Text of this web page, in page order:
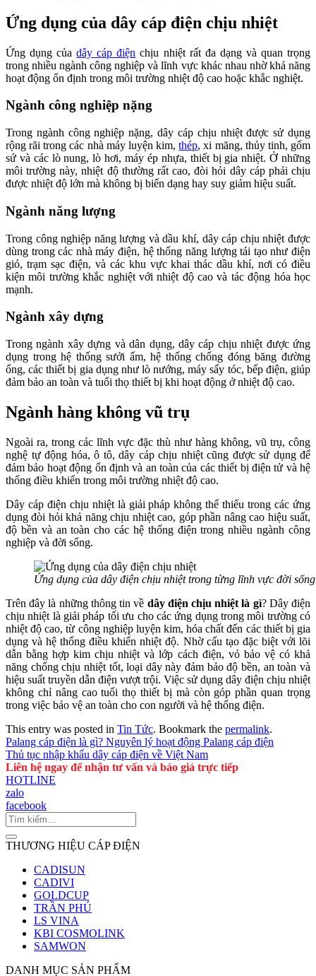
Ứng dụng của dây cáp điện chịu nhiệt
Ứng dụng củadây cáp điện chịu nhiệt rất đa dạng và quan trọng
trong nhiều ngành công nghiệp và lĩnh vực khác nhau nhờ khả năng
hoạt động ổn định trong môi trường nhiệt độ cao hoặc khắc nghiệt.
Ngành công nghiệp nặng
Trong ngành công nghiệp nặng, dây cáp chịu nhiệt được sử dụng
rộng rãi trong các nhà máy luyện kim,thép, xi măng, thủy tinh, gốm
sứ và các lò nung, lò hơi, máy ép nhựa, thiết bị gia nhiệt. Ở những
môi trường này, nhiệt độ thường rất cao, đòi hỏi dây cáp phải chịu
được nhiệt độ lớn mà không bị biến dạng hay suy giảm hiệu suất.
Ngành năng lượng
Trong công nghiệp năng lượng và dầu khí, dây cáp chịu nhiệt được
dùng trong các nhà máy điện, hệ thống năng lượng tái tạo như điện
gió, trạm sạc điện, và các khu vực khai thác dầu khí, nơi có điều
kiện môi trường khắc nghiệt với nhiệt độ cao và tác động hóa học
mạnh.
Ngành xây dựng
Trong ngành xây dựng và dân dụng, dây cáp chịu nhiệt được ứng
dụng trong hệ thống sưởi ấm, hệ thống chống đóng băng đường
ống, các thiết bị gia dụng như lò nướng, máy sấy tóc, bếp điện, giúp
đảm bảo an toàn và tuổi thọ thiết bị khi hoạt động ở nhiệt độ cao.
Ngành hàng không vũ trụ
Ngoài ra, trong các lĩnh vực đặc thù như hàng không, vũ trụ, công
nghệ tự động hóa, ô tô, dây cáp chịu nhiệt cũng được sử dụng để
đảm bảo hoạt động ổn định và an toàn của các thiết bị điện tử và hệ
thống điều khiển trong môi trường nhiệt độ cao.
Dây cáp điện chịu nhiệt là giải pháp không thể thiếu trong các ứng
dụng đòi hỏi khả năng chịu nhiệt cao, góp phần nâng cao hiệu suất,
độ bền và an toàn cho các hệ thống điện trong nhiều ngành công
nghiệp và đời sống.
Ứng dụng của dây điện chịu nhiệt trong từng lĩnh vực đời sống
Trên đây là những thông tin về dây điện chịu nhiệt là gì? Dây điện
chịu nhiệt là giải pháp tối ưu cho các ứng dụng trong môi trường có
nhiệt độ cao, từ công nghiệp luyện kim, hóa chất đến các thiết bị gia
dụng và hệ thống điều khiển nhiệt độ. Nhờ cấu tạo đặc biệt với lõi
dẫn bằng hợp kim chịu nhiệt và lớp cách điện, vỏ bảo vệ có khả
năng chống chịu nhiệt tốt, loại dây này đảm bảo độ bền, an toàn và
hiệu suất truyền dẫn điện vượt trội. Việc sử dụng dây điện chịu nhiệt
không chỉ nâng cao tuổi thọ thiết bị mà còn góp phần quan trọng
trong việc bảo vệ an toàn cho con người và hệ thống điện.
This entry was posted in Tin Tức. Bookmark the permalink.
Palang cáp điện là gì? Nguyên lý hoạt động Palang cáp điện
Thủ tục nhập khẩu dây cáp điện về Việt Nam
Liên hệ ngay để nhận tư vấn và báo giá trực tiếp
HOTLINE
zalo
facebook
THƯƠNG HIỆU CÁP ĐIỆN
CADISUN
CADIVI
GOLDCUP
TRẦN PHÚ
LS VINA
KBI COSMOLINK
SAMWON
DANH MỤC SẢN PHẨM